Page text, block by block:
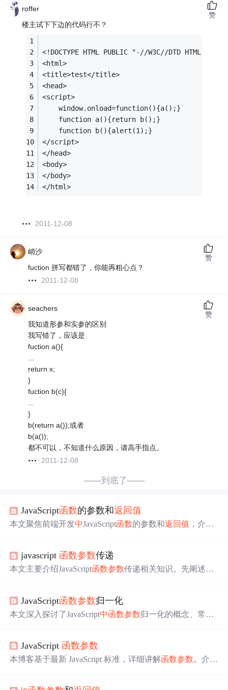
roffer
楼主试下下边的代码行不？
<!DOCTYPE HTML PUBLIC "-//W3C//DTD
<html>
<title>test</title>
<head>
<script>
	window.onload=function(){a();}
	function a(){return b();}
	function b(){alert(1);}
</script>
</head>
<body>
</body>
</html>
2011-12-08
赞
峭沙
fuction 拼写都错了，你能再粗心点？
2011-12-08
赞
seachers
我知道形参和实参的区别
我写错了，应该是
fuction a(){
...
return x;
}
fuction b(c){
...
}
b(return a());或者
b(a());
都不可以，不知道什么原因，请高手指点。
2011-12-08
赞
——到底了——
JavaScript函数的参数和返回值
本文聚焦前端开发中JavaScript函数的参数和返回值 ，介绍
述了返回值的作用与类型。此外，分享了实际开发
巧，如参数校验、默认值优化等。
javascript 函数参数传递
本文主要介绍JavaScript函数参数传递相关知识。先阐述形
的过程及区别。最后总结在js中，原始类型按值传递，引
用类型按共享传递。
JavaScript函数参数归一化
本文深入探讨了JavaScript中函数参数归一化的概念、常用
统一处理，提高函数的健壮性、简化逻辑并增强代码的可
读性和可维护性。
JavaScript 函数参数
本博客基于最新 JavaScript 标准，详细讲解函数参数。介绍